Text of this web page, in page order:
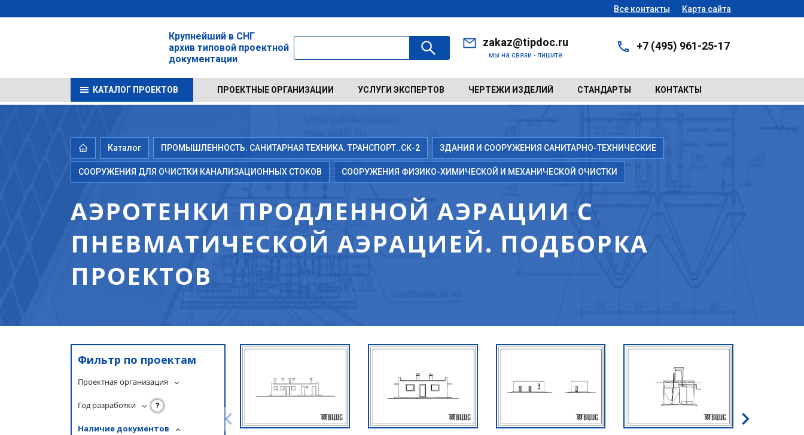
Все контакты Карта сайта
Крупнейший в СНГ
архив типовой проектной
документации
zakaz@tipdoc.ru
мы на связи - пишите
+7 (495) 961-25-17
КАТАЛОГ ПРОЕКТОВ ПРОЕКТНЫЕ ОРГАНИЗАЦИИ УСЛУГИ ЭКСПЕРТОВ ЧЕРТЕЖИ ИЗДЕЛИЙ СТАНДАРТЫ КОНТАКТЫ
Каталог ПРОМЫШЛЕННОСТЬ. САНИТАРНАЯ ТЕХНИКА. ТРАНСПОРТ..СК-2 ЗДАНИЯ И СООРУЖЕНИЯ САНИТАРНО-ТЕХНИЧЕСКИЕ
СООРУЖЕНИЯ ДЛЯ ОЧИСТКИ КАНАЛИЗАЦИОННЫХ СТОКОВ СООРУЖЕНИЯ ФИЗИКО-ХИМИЧЕСКОЙ И МЕХАНИЧЕСКОЙ ОЧИСТКИ
АЭРОТЕНКИ ПРОДЛЕННОЙ АЭРАЦИИ С
ПНЕВМАТИЧЕСКОЙ АЭРАЦИЕЙ. ПОДБОРКА
ПРОЕКТОВ
Фильтр по проектам
Проектная организация
Год разработки ?
Наличие документов